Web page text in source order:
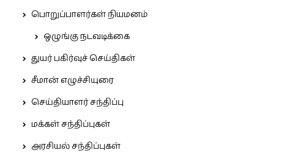
பொறுப்பாளர்கள் நியமனம்
ஒழுங்கு நடவடிக்கை
துயர் பகிர்வுச் செய்திகள்
சீமான் எழுச்சியுரை
செய்தியாளர் சந்திப்பு
மக்கள் சந்திப்புகள்
அரசியல் சந்திப்புகள்